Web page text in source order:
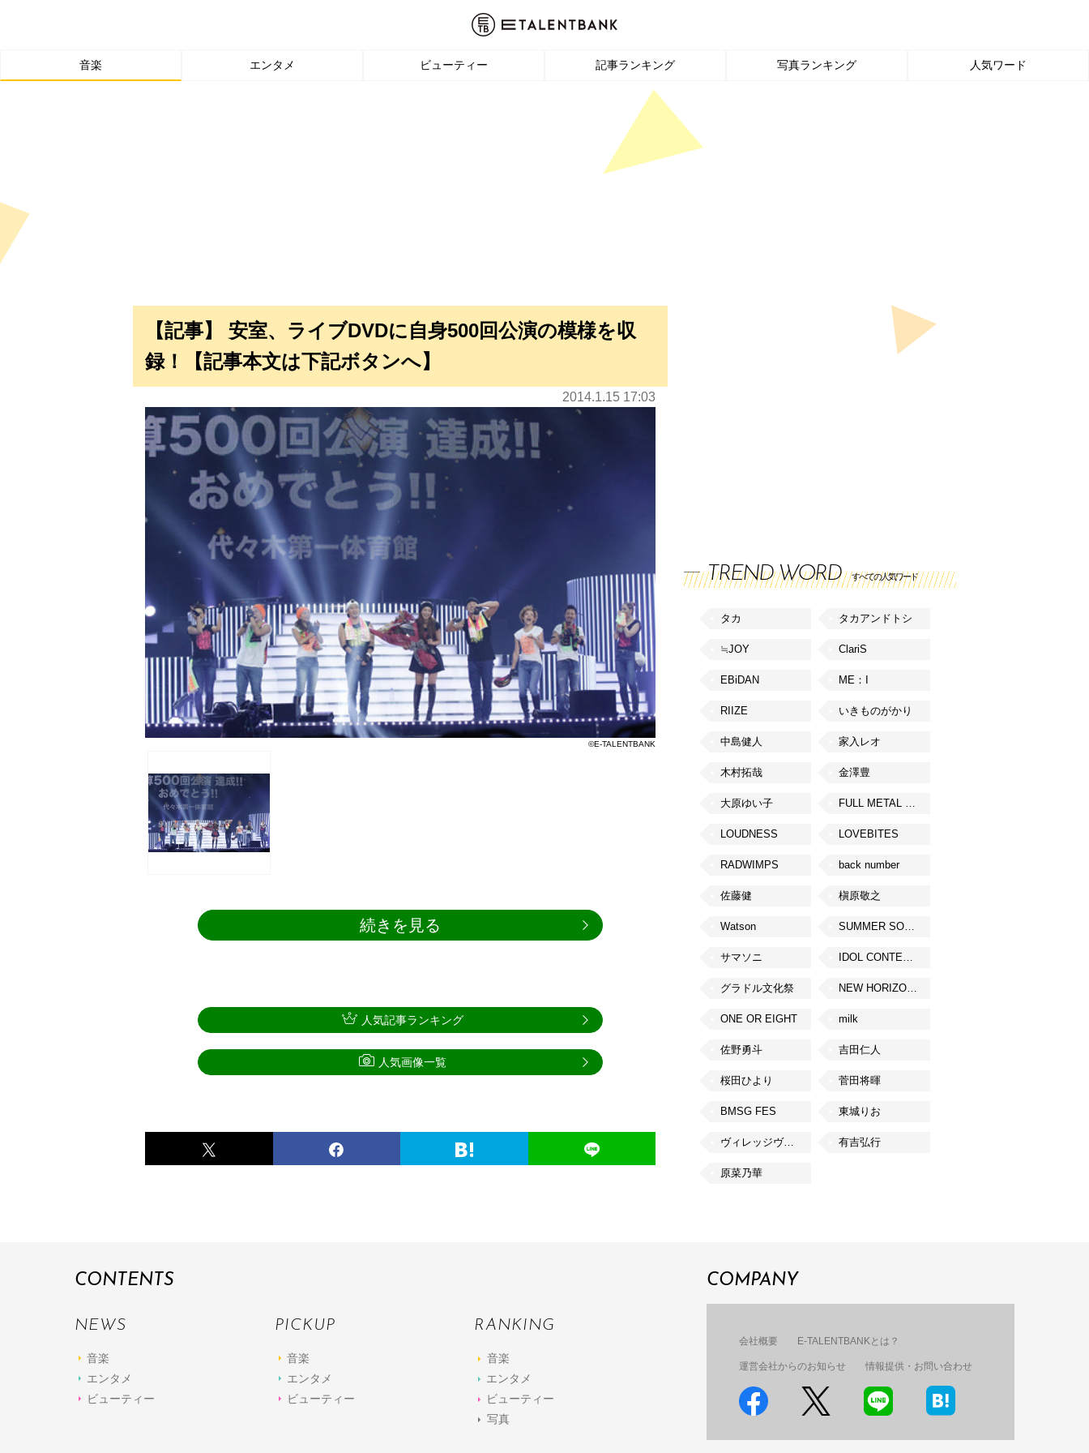
音楽 エンタメ ビューティー 記事ランキング 写真ランキング 人気ワード
【記事】 安室、ライブDVDに自身500回公演の模様を収
録！【記事本文は下記ボタンへ】
2014.1.15 17:03
©E-TALENTBANK
続きを見る
人気記事ランキング
人気画像一覧
TREND WORD すべての人気ワード
タカ タカアンドトシ
≒JOY ClariS
EBiDAN ME：I
RIIZE いきものがかり
中島健人 家入レオ
木村拓哉 金澤豊
大原ゆい子 FULL METAL JAPAN 2026
LOUDNESS LOVEBITES
RADWIMPS back number
佐藤健 槇原敬之
Watson SUMMER SONIC
サマソニ IDOL CONTENT EXPO
グラドル文化祭 NEW HORIZON FEST
ONE OR EIGHT milk
佐野勇斗 吉田仁人
桜田ひより 菅田将暉
BMSG FES 東城りお
ヴィレッジヴァンガード 有吉弘行
原菜乃華
CONTENTS
NEWS
音楽
エンタメ
ビューティー
PICKUP
音楽
エンタメ
ビューティー
RANKING
音楽
エンタメ
ビューティー
写真
COMPANY
会社概要 E-TALENTBANKとは？
運営会社からのお知らせ 情報提供・お問い合わせ